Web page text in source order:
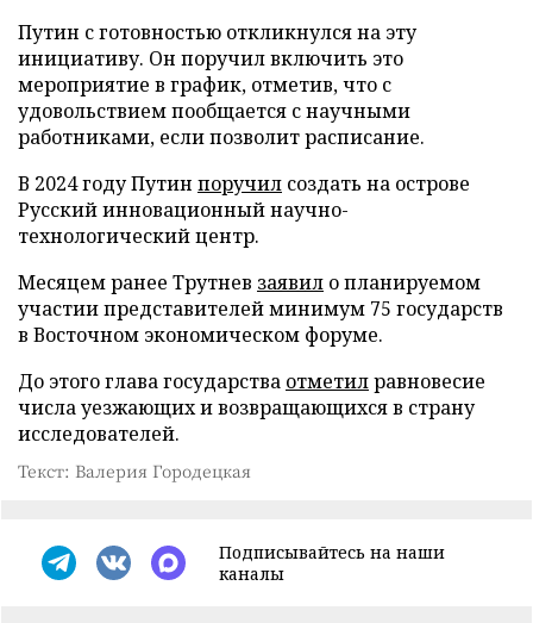
Путин с готовностью откликнулся на эту
инициативу. Он поручил включить это
мероприятие в график, отметив, что с
удовольствием пообщается с научными
работниками, если позволит расписание.
В 2024 году Путин поручил создать на острове
Русский инновационный научно-
технологический центр.
Месяцем ранее Трутнев заявил о планируемом
участии представителей минимум 75 государств
в Восточном экономическом форуме.
До этого глава государства отметилравновесие
числа уезжающих и возвращающихся в страну
исследователей.
Текст: Валерия Городецкая
Подписывайтесь на наши
каналы